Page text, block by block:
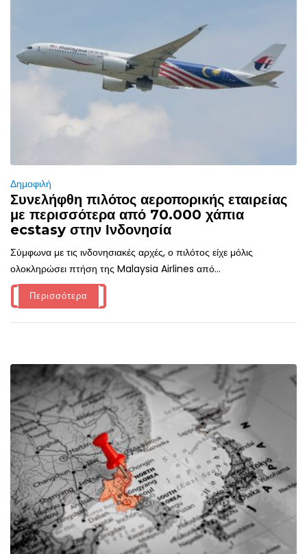
Δημοφιλή
Συνελήφθη πιλότος αεροπορικής εταιρείας
με περισσότερα από 70.000 χάπια
ecstasy στην Ινδονησία
Σύμφωνα με τις ινδονησιακές αρχές, ο πιλότος είχε μόλις
ολοκληρώσει πτήση της Malaysia Airlines από...
Περισσότερα